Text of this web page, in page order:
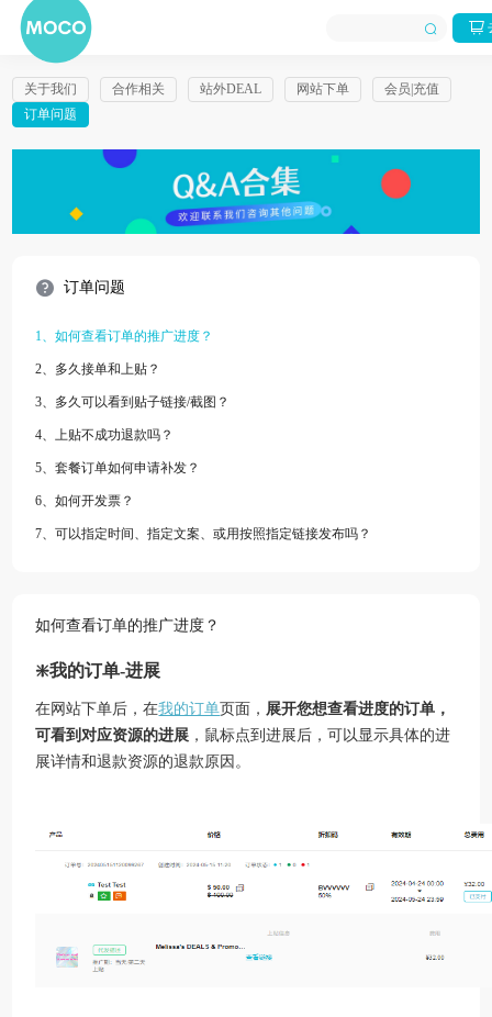
关于我们 合作相关 站外DEAL 网站下单
会员|充值
订单问题
订单问题
1、如何查看订单的推广进度？
2、多久接单和上贴？
3、多久可以看到贴子链接/截图？
4、上贴不成功退款吗？
5、套餐订单如何申请补发？
6、如何开发票？
7、可以指定时间、指定文案、或用按照指定链接发布吗？
如何查看订单的推广进度？
❇️我的订单-进展
在网站下单后，在我的订单页面， 展开您想查看进度的订单，
可看到对应资源的进展 ，鼠标点到进展后，可以显示具体的进
展详情和退款资源的退款原因。